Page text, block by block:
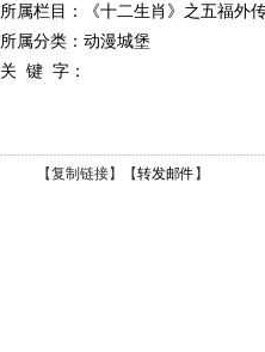
所属栏目：
《十二生肖》之五福外
所属分类：动漫城堡
关 键 字：
【复制链接】【转发邮件 】